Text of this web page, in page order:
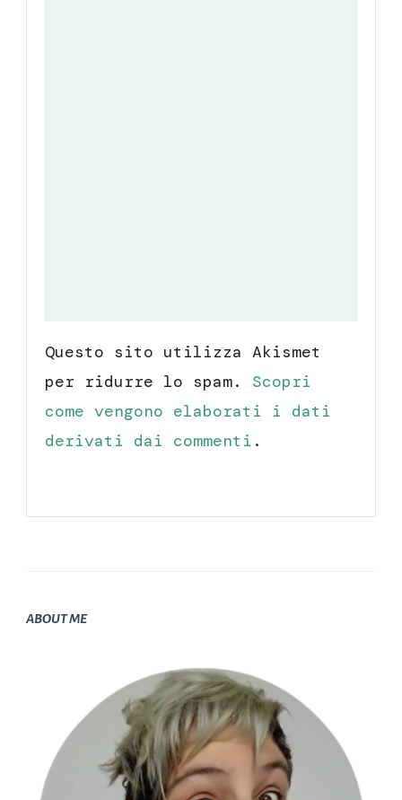
Questo sito utilizza Akismet
per ridurre lo spam. Scopri
come vengono elaborati i dati
derivati dai commenti .
ABOUT ME